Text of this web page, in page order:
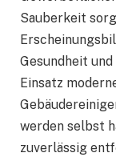
Sauberkeit
Gesundheit
Einsatz
werden selbst
zuverlässig